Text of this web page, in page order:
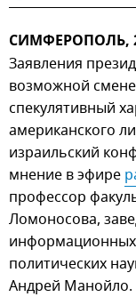
СИМФЕРОПОЛЬ,
Заявления
возможной
спекулятивный
американского
израильский
мнение в эфире
профессор
Ломоносова,
политических
Андрей Манойло.